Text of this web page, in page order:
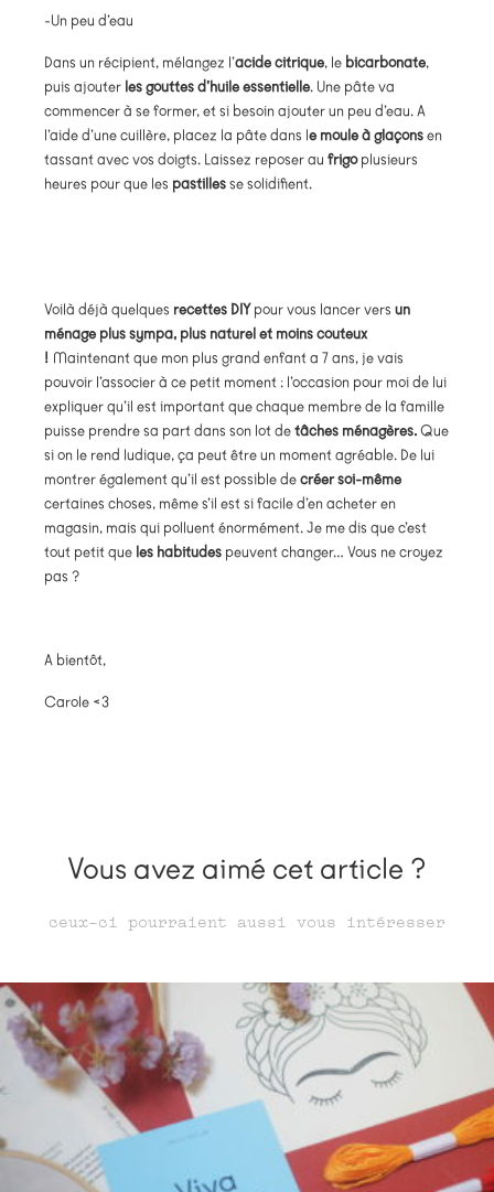
-Un peu d’eau
Dans un récipient, mélangez l’acide citrique, le bicarbonate,
puis ajouter les gouttes d’huile essentielle. Une pâte va
commencer à se former, et si besoin ajouter un peu d’eau. A
l’aide d’une cuillère, placez la pâte dans le moule à glaçonsen
tassant avec vos doigts. Laissez reposer au frigoplusieurs
heures pour que les pastillesse solidifient.
Voilà déjà quelques recettes DIYpour vous lancer vers un
ménage plus sympa, plus naturel et moins couteux
! Maintenant que mon plus grand enfant a 7 ans, je vais
pouvoir l’associer à ce petit moment : l’occasion pour moi de lui
expliquer qu’il est important que chaque membre de la famille
puisse prendre sa part dans son lot detâches ménagères.Que
si on le rend ludique, ça peut être un moment agréable. De lui
montrer également qu’il est possible decréer soi-même
certaines choses, même s’il est si facile d’en acheter en
magasin, mais qui polluent énormément. Je me dis que c’est
tout petit que les habitudes peuvent changer… Vous ne croyez
pas ?
A bientôt,
Carole <3
Vous avez aimé cet article ?
ceux-ci pourraient aussi vous intéresser